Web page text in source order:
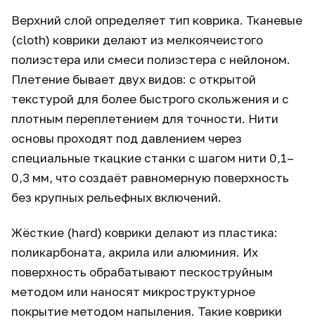
Верхний слой определяет тип коврика. Тканевые
(cloth) коврики делают из мелкоячеистого
полиэстера или смеси полиэстера с нейлоном.
Плетение бывает двух видов: с открытой
текстурой для более быстрого скольжения и с
плотным переплетением для точности. Нити
основы проходят под давлением через
специальные ткацкие станки с шагом нити 0,1–
0,3 мм, что создаёт равномерную поверхность
без крупных рельефных включений.
Жёсткие (hard) коврики делают из пластика:
поликарбоната, акрила или алюминия. Их
поверхность обрабатывают пескоструйным
методом или наносят микроструктурное
покрытие методом напыления. Такие коврики